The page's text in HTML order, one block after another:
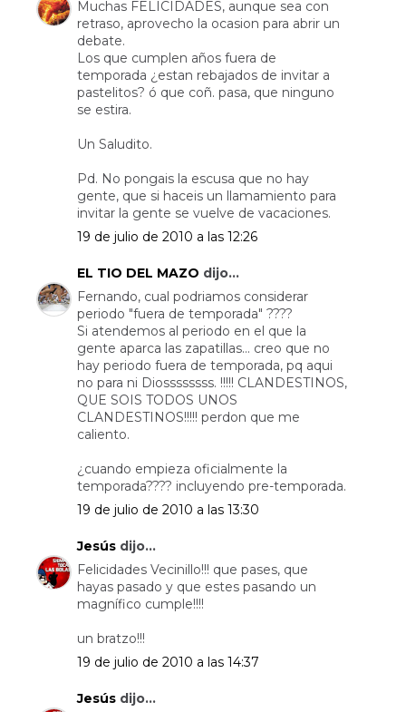
Muchas FELICIDADES, aunque sea con
retraso, aprovecho la ocasion para abrir un
debate.
Los que cumplen años fuera de
temporada ¿estan rebajados de invitar a
pastelitos? ó que coñ. pasa, que ninguno
se estira.
Un Saludito.
Pd. No pongais la escusa que no hay
gente, que si haceis un llamamiento para
invitar la gente se vuelve de vacaciones.
19 de julio de 2010 a las 12:26
EL TIO DEL MAZO dijo...
Fernando, cual podriamos considerar
periodo "fuera de temporada" ????
Si atendemos al periodo en el que la
gente aparca las zapatillas... creo que no
hay periodo fuera de temporada, pq aqui
no para ni Diossssssss. !!!!! CLANDESTINOS,
QUE SOIS TODOS UNOS
CLANDESTINOS!!!!! perdon que me
caliento.
¿cuando empieza oficialmente la
temporada???? incluyendo pre-temporada.
19 de julio de 2010 a las 13:30
Jesús dijo...
Felicidades Vecinillo!!! que pases, que
hayas pasado y que estes pasando un
magnífico cumple!!!!
un bratzo!!!
19 de julio de 2010 a las 14:37
Jesús dijo...